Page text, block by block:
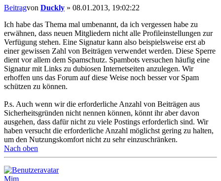
Beitragvon Duckly » 08.01.2013, 19:02:22
Ich habe das Thema mal umbenannt, da ich vergessen habe zu
erwähnen, dass neuen Mitgliedern nicht alle Profileinstellungen zur
Verfügung stehen. Eine Signatur kann also beispielsweise erst ab
einer gewissen Zahl von Beiträgen verwendet werden. Diese Sperre
dient vor allem dem Spamschutz. Spambots versuchen häufig eine
Signatur mit Links zu dubiosen Internetseiten anzulegen. Wir
erhoffen uns das Forum auf diese Weise noch besser vor Spam
schützen zu können.
P.s. Auch wenn wir die erforderliche Anzahl von Beiträgen aus
Sicherheitsgründen nicht nennen können, könnt ihr aber davon
ausgehen, dass dafür nicht zu viele Postings erforderlich sind. Wir
haben versucht die erforderliche Anzahl möglichst gering zu halten,
um den Nutzungskomfort nicht zu sehr einzuschränken.
Nach oben
Mim